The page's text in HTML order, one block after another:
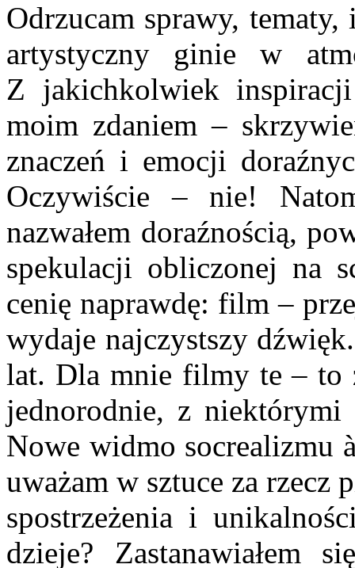
Odrzucam sprawy,
artystyczny ginie w
Z jakichkolwiek
moim zdaniem –
znaczeń i emocji
Oczywiście – nie!
nazwałem doraźnością,
spekulacji obliczonej na
cenię naprawdę: film –
wydaje najczystszy
lat. Dla mnie filmy te – to
jednorodnie, z niektórymi
Nowe widmo socrealizmu
uważam w sztuce za rzecz
spostrzeżenia i
dzieje? Zastanawiałem